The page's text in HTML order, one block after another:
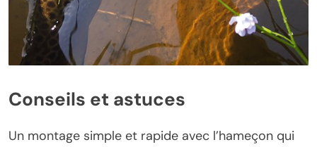
Conseils et astuces
Un montage simple et rapide avec l’hameçon qui